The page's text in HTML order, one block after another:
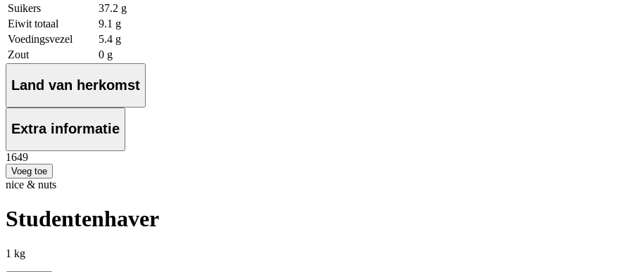
Suikers
37.2 g
Eiwit totaal
9.1 g
Voedingsvezel
5.4 g
Zout
0 g
Land van herkomst
Extra informatie
1649
Voeg toe
nice & nuts
Studentenhaver
1 kg